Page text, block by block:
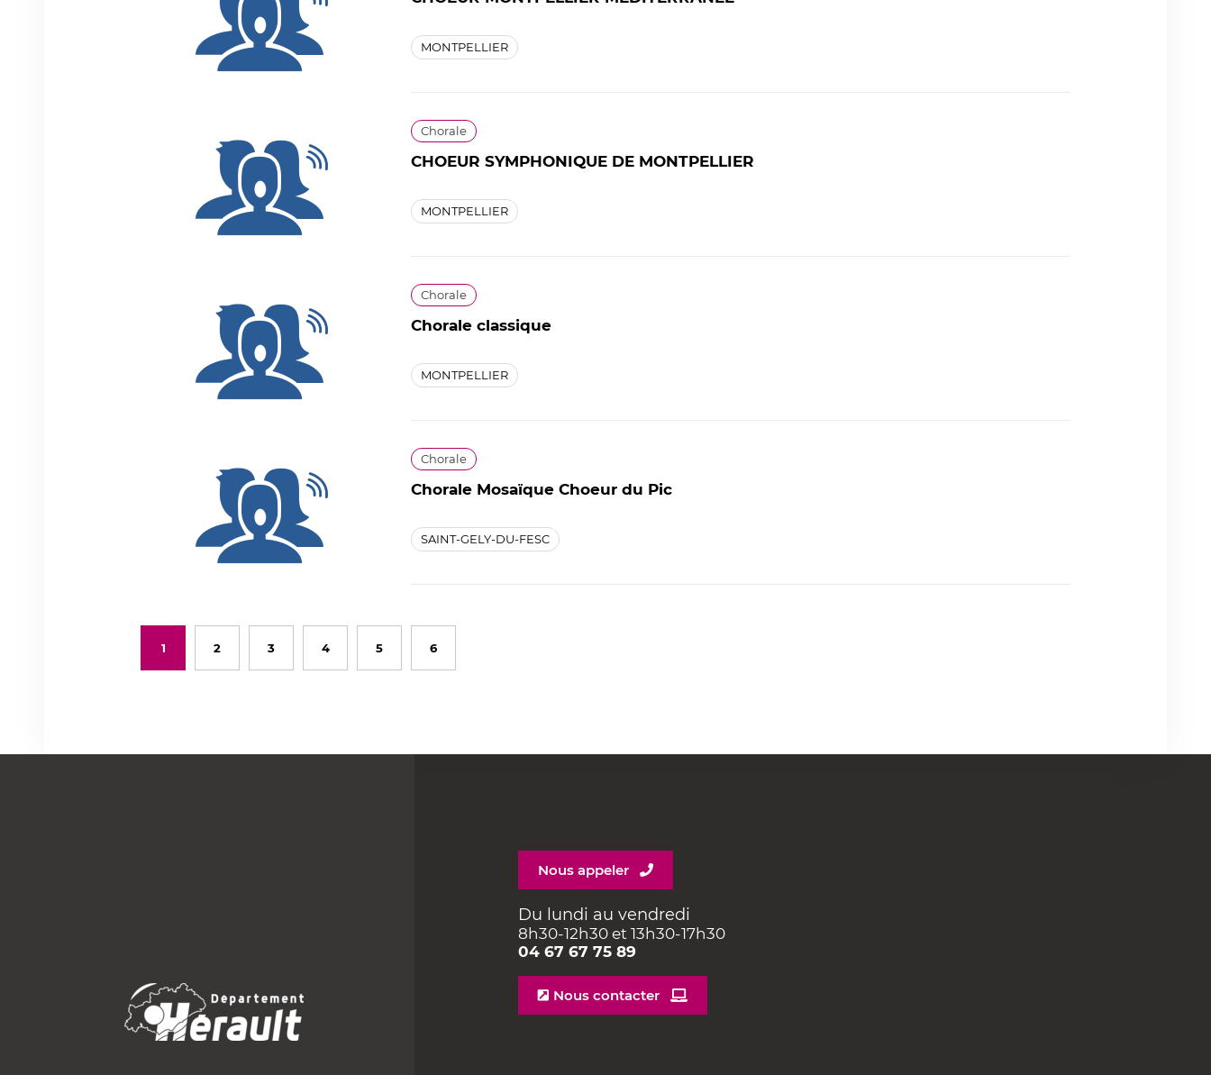
MONTPELLIER
Chorale
CHOEUR SYMPHONIQUE DE MONTPELLIER
MONTPELLIER
Chorale
Chorale classique
MONTPELLIER
Chorale
Chorale Mosaïque Choeur du Pic
SAINT-GELY-DU-FESC
1 2 3 4 5 6
Nous appeler
Du lundi au vendredi
8h30-12h30 et 13h30-17h30
04 67 67 75 89
Nous contacter